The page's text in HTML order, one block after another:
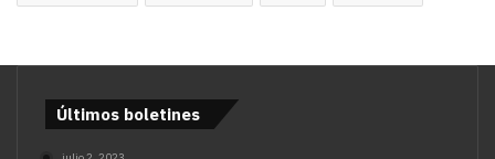
Últimos boletines